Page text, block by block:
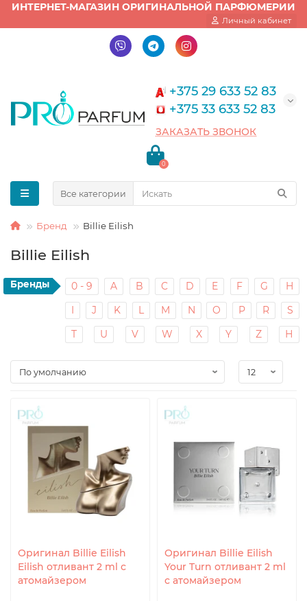
Личный кабинет
ИНТЕРНЕТ-МАГАЗИН ОРИГИНАЛЬНОЙ ПАРФЮМЕРИИ
+375 29 633 52 83
+375 33 633 52 83
ЗАКАЗАТЬ ЗВОНОК
0
Все категории
Бренд Billie Eilish
Billie Eilish
Бренды 0 - 9 A B C D E F G
H
I
J K L M N O P R
S
T
U V W X Y Z Н
Оригинал Billie Eilish
Eilish отливант 2 ml с
атомайзером
Оригинал Billie Eilish
Your Turn отливант 2 ml
с атомайзером